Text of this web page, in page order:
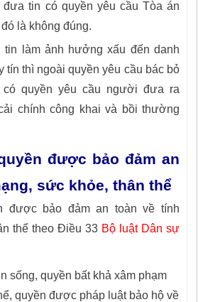
tin có quyền yêu cầu Tòa án
là không đúng.
tin làm ảnh hưởng xấu đến danh
tín thì ngoài quyền yêu cầu bác bỏ
quyền yêu cầu người đưa ra
chính công khai và bồi thường
được bảo đảm an
sức khỏe, thân thể
được bảo đảm an toàn về tính
thể theo Điều 33 Bộ luật Dân sự
sống, quyền bất khả xâm phạm
quyền được pháp luật bảo hộ về